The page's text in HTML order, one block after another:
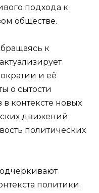
подхода к
обществе.
к
и её
о сытости
контексте новых
движений
политических
политики.